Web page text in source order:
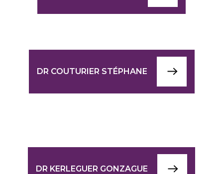
DR COUTURIER STÉPHANE
DR KERLEGUER GONZAGUE